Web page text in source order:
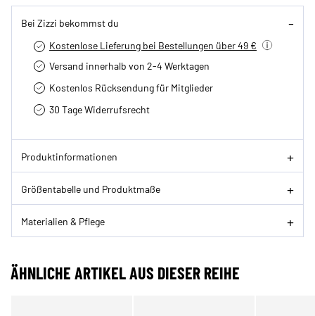
Bei Zizzi bekommst du
Kostenlose Lieferung bei Bestellungen über 49 €
Versand innerhalb von 2-4 Werktagen
Kostenlos Rücksendung für Mitglieder
30 Tage Widerrufsrecht
Produktinformationen
Größentabelle und Produktmaße
Materialien & Pflege
ÄHNLICHE ARTIKEL AUS DIESER REIHE